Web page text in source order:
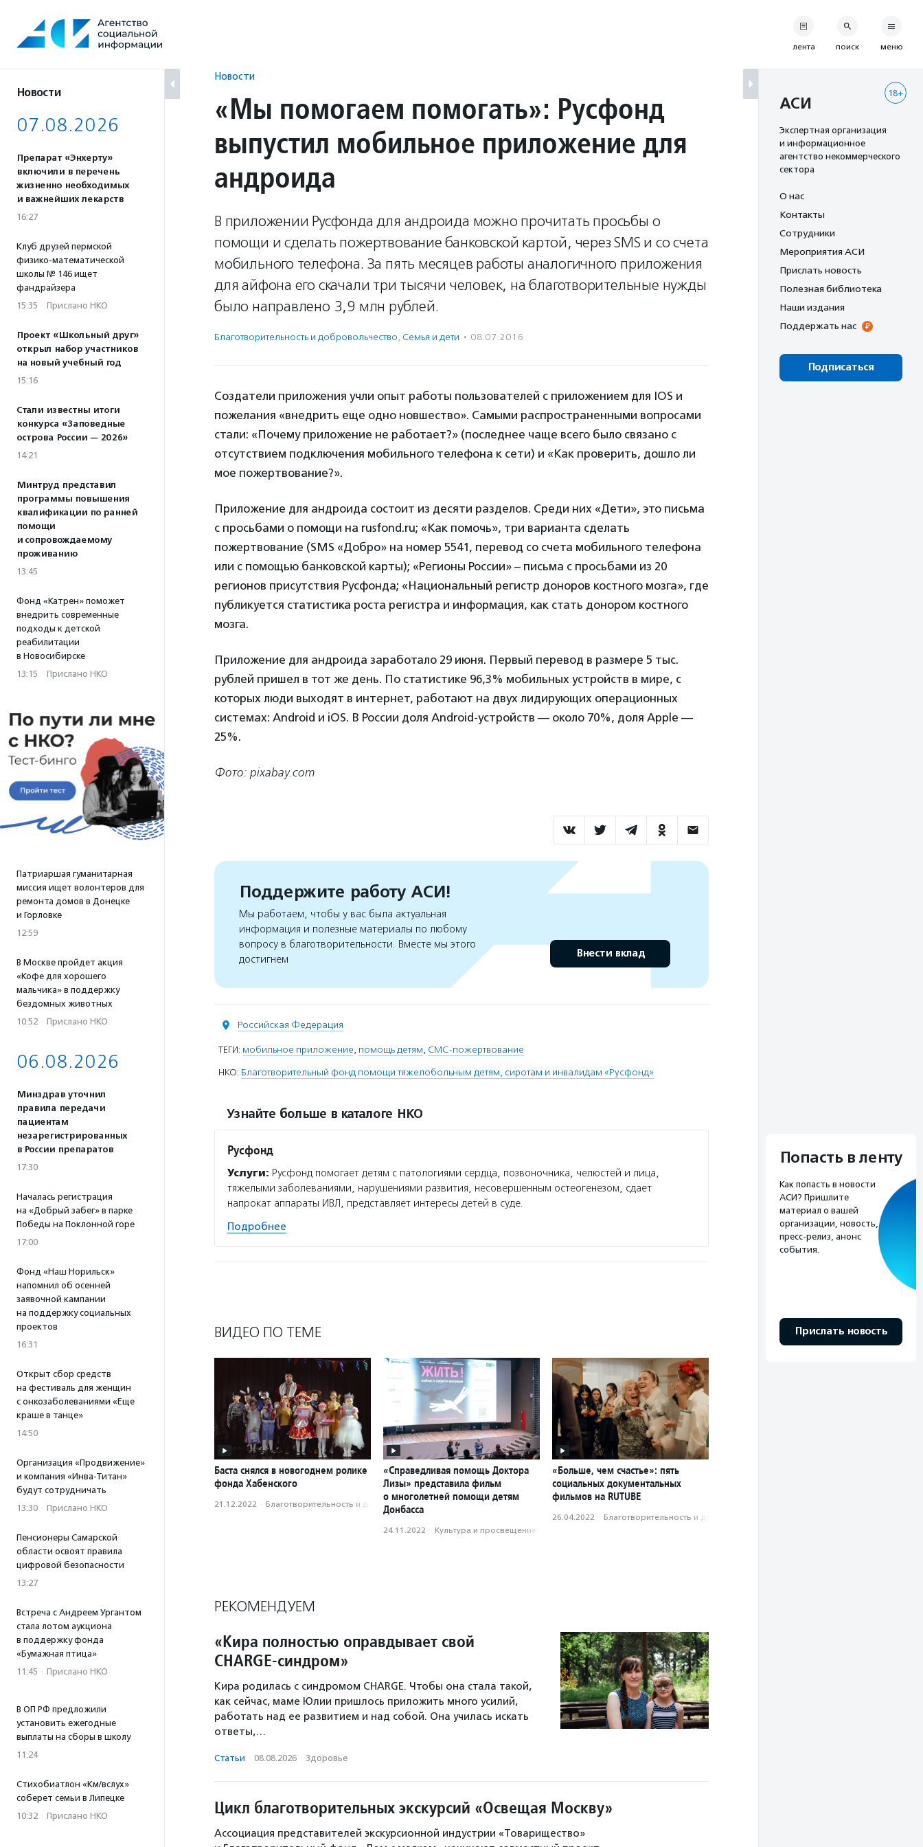
содержанию
Новости
07.08.2026
Препарат «Энхерту»
включили в перечень
жизненно необходимых
и важнейших лекарств
16:27
Клуб друзей пермской
физико-математической
школы № 146 ищет
фандрайзера
15:35 · Прислано НКО
Проект «Школьный друг»
открыл набор участников
на новый учебный год
15:16
Стали известны итоги
конкурса «Заповедные
острова России — 2026»
14:21
Минтруд представил
программы повышения
квалификации по ранней
помощи
и сопровождаемому
проживанию
13:45
Фонд «Катрен» поможет
внедрить современные
подходы к детской
реабилитации
в Новосибирске
13:15 · Прислано НКО
Патриаршая гуманитарная
миссия ищет волонтеров для
ремонта домов в Донецке
и Горловке
12:59
В Москве пройдет акция
«Кофе для хорошего
мальчика» в поддержку
бездомных животных
10:52 · Прислано НКО
06.08.2026
Минздрав уточнил
правила передачи
пациентам
незарегистрированных
в России препаратов
17:30
Началась регистрация
на «Добрый забег» в парке
Победы на Поклонной горе
17:00
Фонд «Наш Норильск»
напомнил об осенней
заявочной кампании
на поддержку социальных
проектов
16:31
Открыт сбор средств
на фестиваль для женщин
с онкозаболеваниями «Еще
краше в танце»
14:50
Организация «Продвижение»
и компания «Инва-Титан»
будут сотрудничать
13:30 · Прислано НКО
Пенсионеры Самарской
области освоят правила
цифровой безопасности
13:27
Встреча с Андреем Ургантом
стала лотом аукциона
в поддержку фонда
«Бумажная птица»
11:45 · Прислано НКО
В ОП РФ предложили
установить ежегодные
выплаты на сборы в школу
11:24
Стихобиатлон «Км/вслух»
соберет семьи в Липецке
10:32 · Прислано НКО
Новости
«Мы помогаем помогать»: Русфонд
выпустил мобильное приложение для
андроида
В приложении Русфонда для андроида можно прочитать просьбы о
помощи и сделать пожертвование банковской картой, через SMS и со счета
мобильного телефона. За пять месяцев работы аналогичного приложения
для айфона его скачали три тысячи человек, на благотворительные нужды
было направлено 3,9 млн рублей.
Благотвори­тель­ность и доброволь­чест­во, Семья и дети · 08.07.2016
Создатели приложения учли опыт работы пользователей с приложением для IOS и
пожелания «внедрить еще одно новшество». Самыми распространенными вопросами
стали: «Почему приложение не работает?» (последнее чаще всего было связано с
отсутствием подключения мобильного телефона к сети) и «Как проверить, дошло ли
мое пожертвование?».
Приложение для андроида состоит из десяти разделов. Среди них «Дети», это письма
с просьбами о помощи на rusfond.ru; «Как помочь», три варианта сделать
пожертвование (SMS «Добро» на номер 5541, перевод со счета мобильного телефона
или с помощью банковской карты); «Регионы России» – письма с просьбами из 20
регионов присутствия Русфонда; «Национальный регистр доноров костного мозга», где
публикуется статистика роста регистра и информация, как стать донором костного
мозга.
Приложение для андроида заработало 29 июня. Первый перевод в размере 5 тыс.
рублей пришел в тот же день. По статистике 96,3% мобильных устройств в мире, с
которых люди выходят в интернет, работают на двух лидирующих операционных
системах: Android и iOS. В России доля Android-устройств — около 70%, доля Apple —
25%.
Фото: pixabay.com
Поддержите работу АСИ!
Мы работаем, чтобы у вас была актуальная
информация и полезные материалы по любому
вопросу в благотворительности. Вместе мы этого
достигнем
Внести вклад
Российская Федерация
ТЕГИ: мобильное приложение, помощь детям, СМС-пожертвование
НКО: Благотворительный фонд помощи тяжелобольным детям, сиротам и инвалидам «Русфонд»
Узнайте больше в каталоге НКО
Русфонд
Услуги: Русфонд помогает детям с патологиями сердца, позвоночника, челюстей и лица,
тяжелыми заболеваниями, нарушениями развития, несовершенным остеогенезом, сдает
напрокат аппараты ИВЛ, представляет интересы детей в суде.
Подробнее
ВИДЕО ПО ТЕМЕ
Баста снялся в новогоднем ролике
фонда Хабенского
21.12.2022 · Благотвори­тель­ность и доброволь­чест­во
«Справедливая помощь Доктора
Лизы» представила фильм
о многолетней помощи детям
Донбасса
24.11.2022 · Культура и просвещение
«Больше, чем счастье»: пять
социальных документальных
фильмов на RUTUBE
26.04.2022 · Благотвори­тель­ность и доброволь­чест­во
РЕКОМЕНДУЕМ
«Кира полностью оправдывает свой
CHARGE-синдром»
Кира родилась с синдромом CHARGE. Чтобы она стала такой,
как сейчас, маме Юлии пришлось приложить много усилий,
работать над ее развитием и над собой. Она училась искать
ответы,…
Статьи · 08.08.2026 · Здоровье
Цикл благотворительных экскурсий «Освещая Москву»
Ассоциация представителей экскурсионной индустрии «Товарищество»
лента поиск меню
18+
АСИ
Экспертная организация
и информационное
агентство некоммерческого
сектора
О нас
Контакты
Сотрудники
Мероприятия АСИ
Прислать новость
Полезная библиотека
Наши издания
Поддержать нас
Подписаться
Попасть в ленту
Как попасть в новости
АСИ? Пришлите
материал о вашей
организации, новость,
пресс-релиз, анонс
события.
Прислать новость